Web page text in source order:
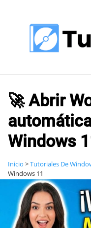
contenido
🚀 Abrir
Windows
Inicio >Tutoriales De
Windows 11